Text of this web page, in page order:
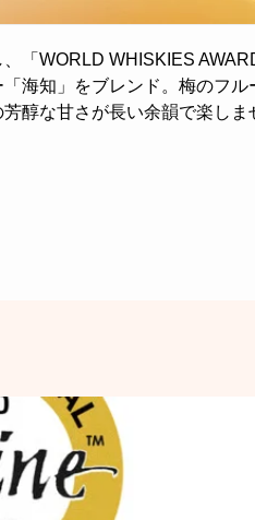
「WORLD WHISKIES
海知」をブレンド。梅のフル
醇な甘さが長い余韻で楽しま